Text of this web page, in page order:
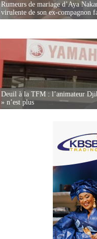
Rumeurs de mariage d’Aya
virulente de son ex-compagnon
Deuil à la TFM : l’animateur
» n’est plus